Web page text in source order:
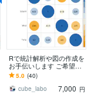
Rで統計解析や図の作成を
お手伝いします ご希望の
図をお作りします！コー
ド納品もOK！
5.0 (40)
cube_labo
7,000 円